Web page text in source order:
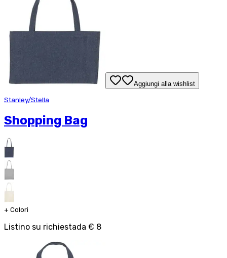
Aggiungi alla wishlist
Stanley/Stella
Shopping Bag
+ Colori
Listino su richiestada € 8